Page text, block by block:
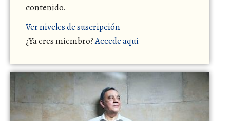
contenido.
Ver niveles de suscripción
¿Ya eres miembro?Accede aquí